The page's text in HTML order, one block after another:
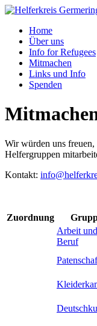
Home
Über uns
Info for Refugees
Mitmachen
Links und Info
Spenden
Wir würden uns freuen,
Helfergruppen
Kontakt:
Zuordnung
Arbeit und
Beruf